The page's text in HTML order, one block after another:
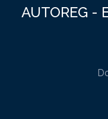
AUTOREG -